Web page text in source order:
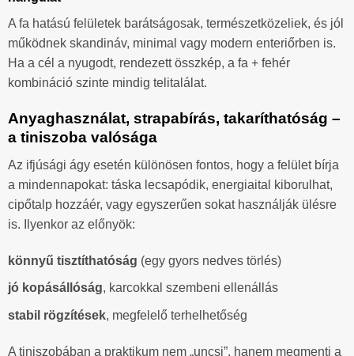
A fa hatású felületek barátságosak, természetközeliek, és jól
működnek skandináv, minimal vagy modern enteriőrben is.
Ha a cél a nyugodt, rendezett összkép, a fa + fehér
kombináció szinte mindig telitalálat.
Anyaghasználat, strapabírás, takaríthatóság –
a tiniszoba valósága
Az ifjúsági ágy esetén különösen fontos, hogy a felület bírja
a mindennapokat: táska lecsapódik, energiaital kiborulhat,
cipőtalp hozzáér, vagy egyszerűen sokat használják ülésre
is. Ilyenkor az előnyök:
könnyű tisztíthatóság (egy gyors nedves törlés)
jó kopásállóság, karcokkal szembeni ellenállás
stabil rögzítések, megfelelő terhelhetőség
A tiniszobában a praktikum nem „uncsi”, hanem megmenti a